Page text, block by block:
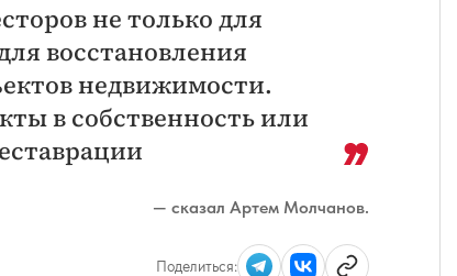
не только для
восстановления
недвижимости.
в собственность или
— сказал Артем Молчанов.
Поделиться: